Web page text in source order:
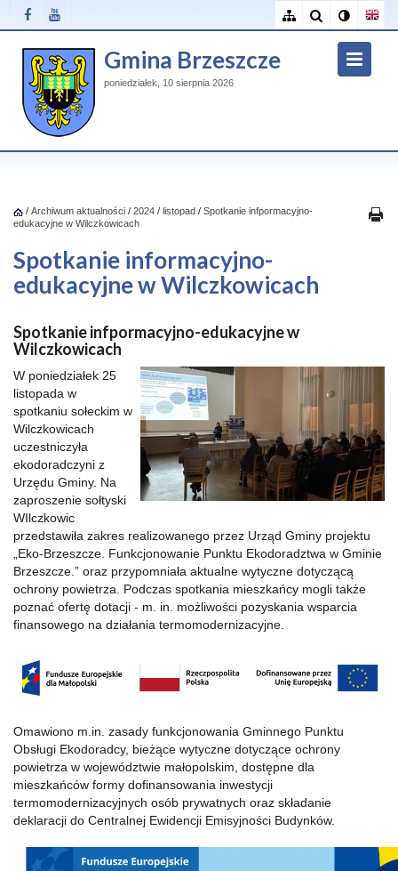
Gmina Brzeszcze
poniedziałek, 10 sierpnia 2026
/ Archiwum aktualności / 2024 / listopad / Spotkanie infpormacyjno-
edukacyjne w Wilczkowicach
Spotkanie informacyjno-
edukacyjne w Wilczkowicach
Spotkanie infpormacyjno-edukacyjne w
Wilczkowicach
W poniedziałek 25
listopada w
spotkaniu sołeckim w
Wilczkowicach
uczestniczyła
ekodoradczyni z
Urzędu Gminy. Na
zaproszenie sołtyski
WIlczkowic
przedstawiła zakres realizowanego przez Urząd Gminy projektu
„Eko-Brzeszcze. Funkcjonowanie Punktu Ekodoradztwa w Gminie
Brzeszcze.” oraz przypomniała aktualne wytyczne dotyczącą
ochrony powietrza. Podczas spotkania mieszkańcy mogli także
poznać ofertę dotacji - m. in. możliwości pozyskania wsparcia
finansowego na działania termomodernizacyjne.
Omawiono m.in. zasady funkcjonowania Gminnego Punktu
Obsługi Ekodoradcy, bieżące wytyczne dotyczące ochrony
powietrza w województwie małopolskim, dostępne dla
mieszkańców formy dofinansowania inwestycji
termomodernizacyjnych osób prywatnych oraz składanie
deklaracji do Centralnej Ewidencji Emisyjności Budynków.